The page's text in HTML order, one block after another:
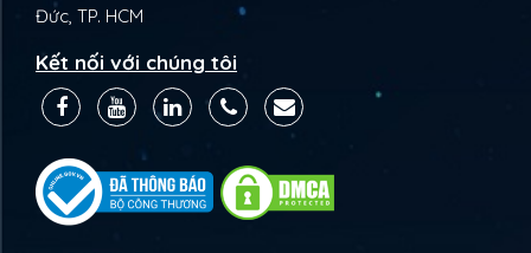
Đức, TP. HCM
Kết nối với chúng tôi